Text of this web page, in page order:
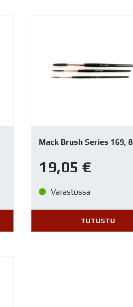
Mack Brush Series 169, 8
19,05 €
Varastossa
TUTUSTU